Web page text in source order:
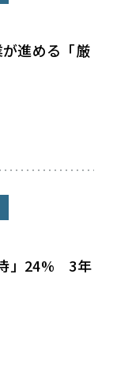
進める「厳
」24% 3年